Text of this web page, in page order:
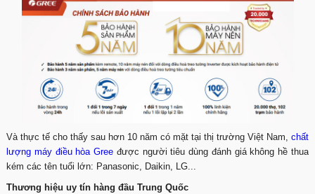
Và thực tế cho thấy sau hơn 10 năm có mặt tại thị trường Việt Nam, chất
lượng máy điều hòa Gree được người tiêu dùng đánh giá không hề thua
kém các tên tuổi lớn: Panasonic, Daikin, LG...
Thương hiệu uy tín hàng đầu Trung Quốc